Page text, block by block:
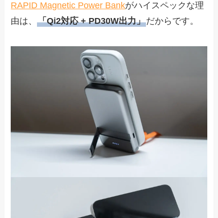
RAPID Magnetic Power Bankがハイスペックな理
由は、「Qi2対応 + PD30W出力」だからです。